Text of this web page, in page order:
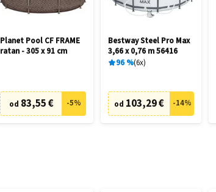
Planet Pool CF FRAME
ratan - 305 x 91 cm
od 83,55 € -5%
Bestway Steel Pro Max
3,66 x 0,76 m 56416
96 % 6x
od 103,29 € -14%